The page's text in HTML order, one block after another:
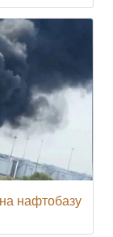
нафтобазу